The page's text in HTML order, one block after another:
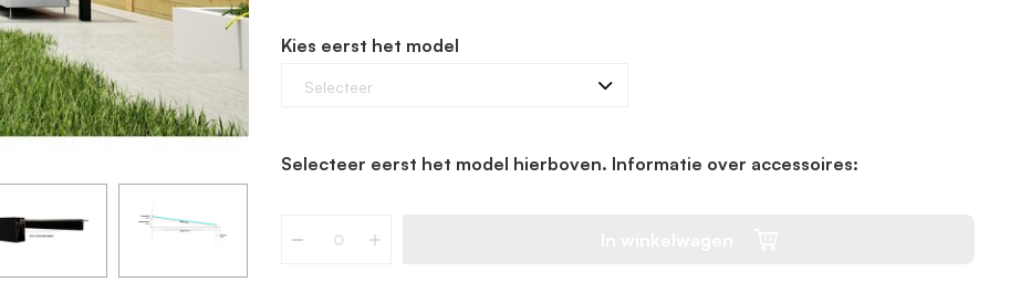
Kies eerst het model
Selecteer
Selecteer eerst het model hierboven. Informatie over accessoires: